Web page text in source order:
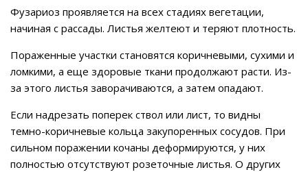
Фузариоз проявляется на всех стадиях вегетации,
начиная с рассады. Листья желтеют и теряют плотность.
Пораженные участки становятся коричневыми, сухими и
ломкими, а еще здоровые ткани продолжают расти. Из-
за этого листья заворачиваются, а затем опадают.
Если надрезать поперек ствол или лист, то видны
темно-коричневые кольца закупоренных сосудов. При
сильном поражении кочаны деформируются, у них
полностью отсутствуют розеточные листья. О других